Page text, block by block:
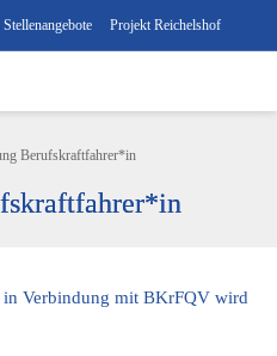
Stellenangebote Projekt Reichelshof
Berufskraftfahrer*in
Verbindung mit BKrFQV wird